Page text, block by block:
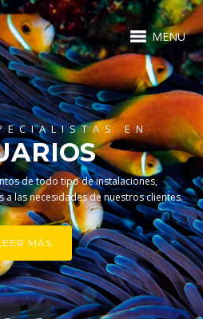
MENU
EN
de todo tipo de instalaciones,
a las necesidades de nuestros clientes.
MÁS